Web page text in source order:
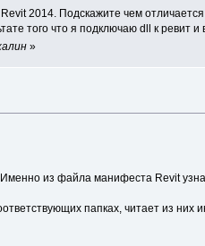
2014. Подскажите чем
того что я подключаю dll к ревит
»
из файла манифеста Revit
папках, читает из них